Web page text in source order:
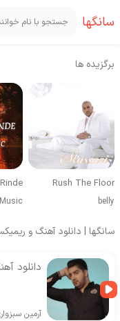
سانگها
برگزیده ها
Rush The Floor
belly
سانگها | دانلود آهنگ و
دانلود
آرمین